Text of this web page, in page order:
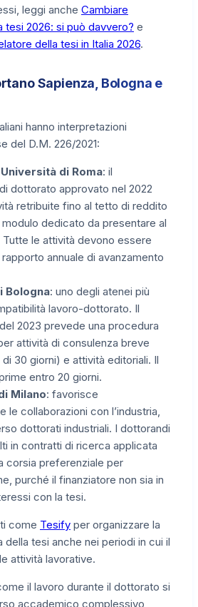
leggi anche Cambiare
tesi 2026: si può davvero? e
della tesi in Italia 2026.
Sapienza, Bologna e
hanno interpretazioni
del D.M. 226/2021:
di Roma: il
dottorato approvato nel 2022
retribuite fino al tetto di reddito
dedicato da presentare al
le attività devono essere
annuale di avanzamento
Bologna: uno degli atenei più
lavoro-dottorato. Il
2023 prevede una procedura
attività di consulenza breve
30 giorni) e attività editoriali. Il
entro 20 giorni.
Milano: favorisce
le collaborazioni con l’industria,
dottorati industriali. I dottorandi
in contratti di ricerca applicata
corsia preferenziale per
purché il finanziatore non sia in
con la tesi.
come Tesify per organizzare la
tesi anche nei periodi in cui il
attività lavorative.
il lavoro durante il dottorato si
accademico complessivo,